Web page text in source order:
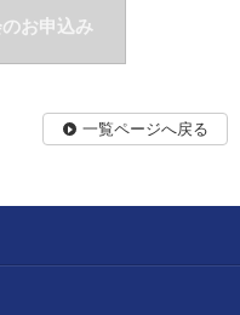
お申込み
一覧ページへ戻る